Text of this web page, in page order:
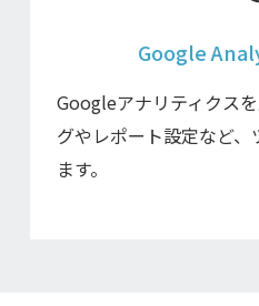
Google
Googleアナリティクス
グやレポート設定など
ます。